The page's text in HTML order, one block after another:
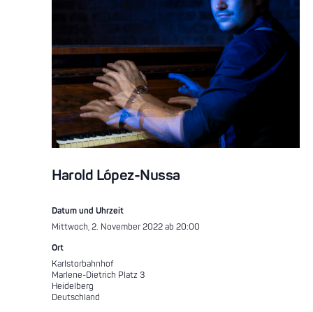
Harold López-Nussa
Datum und Uhrzeit
Mittwoch, 2. November 2022 ab 20:00
Ort
Karlstorbahnhof
Marlene-Dietrich Platz 3
Heidelberg
Deutschland